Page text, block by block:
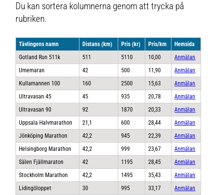
Du kan sortera kolumnerna genom att trycka på
rubriken.
Tävlingens namn Distans (km) Pris (kr) Pris/km
Hemsida
Gotland Run 511k
511 5110 10,00
Anmälan
Umemaran
42 500 11,90
Anmälan
Kullamannen 100
160 2500 15,63
Anmälan
Ultravasan 45
45 935 20,78
Anmälan
Ultravasan 90
92 1870 20,33
Anmälan
Uppsala Halvmarathon
21,1 600 28,44
Anmälan
Jönköping Marathon
42,2 945 22,39
Anmälan
Helsingborg Marathon
42,2 999 23,67
Anmälan
Sälen Fjällmaraton
42 1195 28,45
Anmälan
Stockholm Marathon
42,2 1495 35,43
Anmälan
Lidingöloppet
30 995 33,17
Anmälan